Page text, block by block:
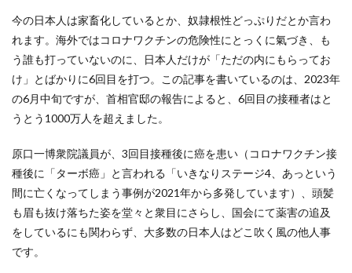
今の日本人は家畜化しているとか、奴隷根性どっぷりだとか言わ
れます。海外ではコロナワクチンの危険性にとっくに氣づき、も
う誰も打っていないのに、日本人だけが「ただの内にもらってお
け」とばかりに6回目を打つ。この記事を書いているのは、2023年
の6月中旬ですが、首相官邸の報告によると、6回目の接種者はと
うとう1000万人を超えました。
原口一博衆院議員が、3回目接種後に癌を患い（コロナワクチン接
種後に「ターボ癌」と言われる「いきなりステージ4、あっという
間に亡くなってしまう事例が2021年から多発しています）、頭髪
も眉も抜け落ちた姿を堂々と衆目にさらし、国会にて薬害の追及
をしているにも関わらず、大多数の日本人はどこ吹く風の他人事
です。